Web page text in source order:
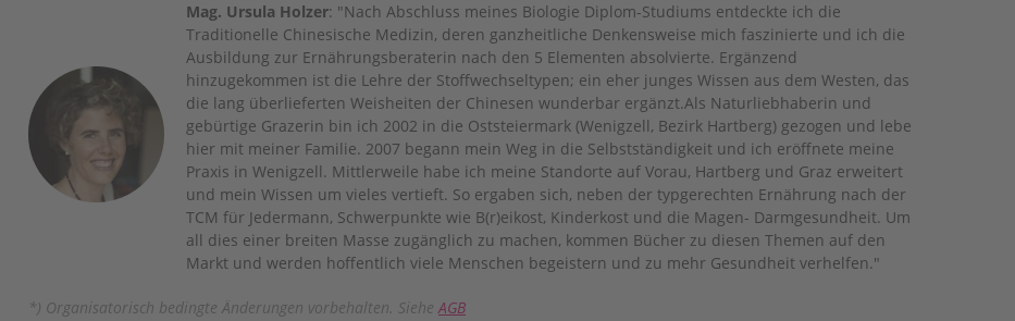
Mag. Ursula Holzer: "Nach Abschluss meines Biologie Diplom-Studiums entdeckte ich die
Traditionelle Chinesische Medizin, deren ganzheitliche Denkensweise mich faszinierte und ich die
Ausbildung zur Ernährungsberaterin nach den 5 Elementen absolvierte. Ergänzend
hinzugekommen ist die Lehre der Stoffwechseltypen; ein eher junges Wissen aus dem Westen, das
die lang überlieferten Weisheiten der Chinesen wunderbar ergänzt.Als Naturliebhaberin und
gebürtige Grazerin bin ich 2002 in die Oststeiermark (Wenigzell, Bezirk Hartberg) gezogen und lebe
hier mit meiner Familie. 2007 begann mein Weg in die Selbstständigkeit und ich eröffnete meine
Praxis in Wenigzell. Mittlerweile habe ich meine Standorte auf Vorau, Hartberg und Graz erweitert
und mein Wissen um vieles vertieft. So ergaben sich, neben der typgerechten Ernährung nach der
TCM für Jedermann, Schwerpunkte wie B(r)eikost, Kinderkost und die Magen- Darmgesundheit. Um
all dies einer breiten Masse zugänglich zu machen, kommen Bücher zu diesen Themen auf den
Markt und werden hoffentlich viele Menschen begeistern und zu mehr Gesundheit verhelfen."
*) Organisatorisch bedingte Änderungen vorbehalten. SieheAGB